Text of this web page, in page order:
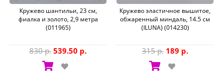
Кружево шантильи, 23 см,
фиалка и золото, 2,9 метра
(011965)
830 р. 539.50 р.
Кружево эластичное вышитое,
обжаренный миндаль, 14.5 см
(ILUNA) (014230)
315 р. 189 р.